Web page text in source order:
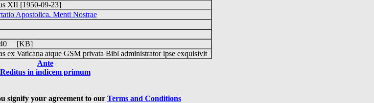
XII [1950-09-23]
Apostolica. Menti Nostrae
[KB]
ex Vaticana atque GSM privata Bibl administrator ipse exquisivit
Ante
Reditus in indicem primum
signify your agreement to our Terms and Conditions